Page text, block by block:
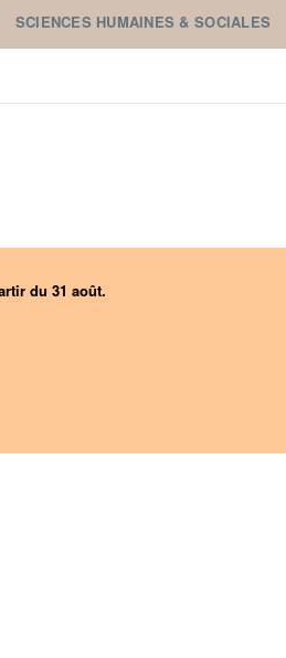
SCIENCES HUMAINES & SOCIALES
du 31 août.